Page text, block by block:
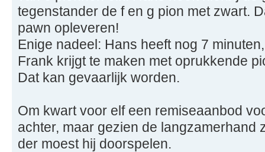
tegenstander de f en g pion met zwart.
pawn opleveren!
Enige nadeel: Hans heeft nog 7
Frank krijgt te maken met oprukkende
Dat kan gevaarlijk worden.
Om kwart voor elf een remiseaanbod
achter, maar gezien de langzamerhand
der moest hij doorspelen.